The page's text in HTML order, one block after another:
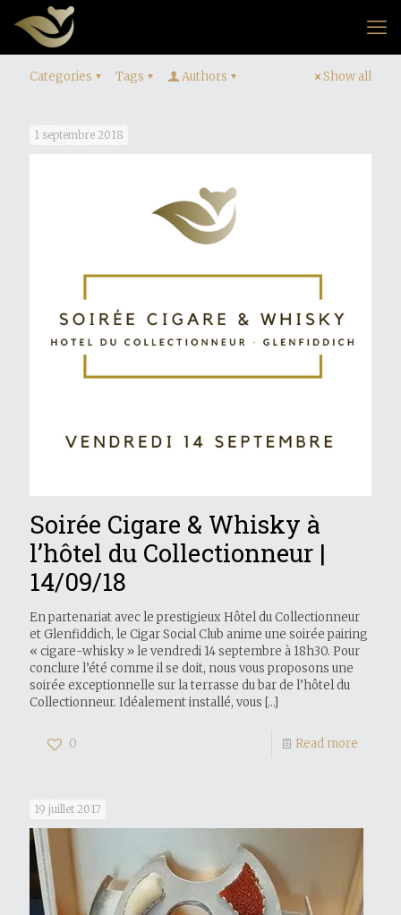
Categories Tags Authors Show all
1 septembre 2018
Soirée Cigare & Whisky à
l’hôtel du Collectionneur |
14/09/18
En partenariat avec le prestigieux Hôtel du Collectionneur
et Glenfiddich, le Cigar Social Club anime une soirée pairing
« cigare-whisky » le vendredi 14 septembre à 18h30. Pour
conclure l’été comme il se doit, nous vous proposons une
soirée exceptionnelle sur la terrasse du bar de l’hôtel du
Collectionneur. Idéalement installé, vous […]
0 Read more
19 juillet 2017